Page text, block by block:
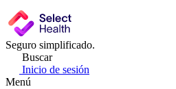
Seguro simplificado.
Buscar
Inicio de sesión
Menú